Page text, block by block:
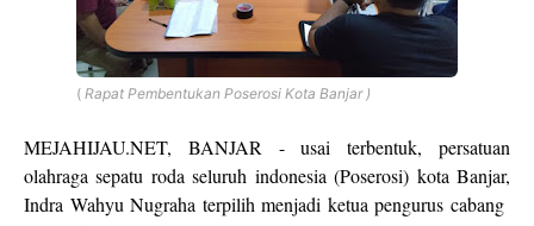
( Rapat Pembentukan Poserosi Kota Banjar )
MEJAHIJAU.NET, BANJAR - usai terbentuk, persatuan
olahraga sepatu roda seluruh indonesia (Poserosi) kota Banjar,
Indra Wahyu Nugraha terpilih menjadi ketua pengurus cabang